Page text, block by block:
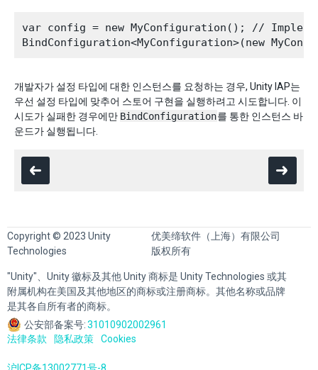
var config = new MyConfiguration(); //
개발자가 설정 타입에 대한 인스턴스를 요청하는 경우, Unity IAP는
우선 설정 타입에 맞추어 스토어 구현을 실행하려고 시도합니다. 이
시도가 실패한 경우에만 BindConfiguration를 통한 인스턴스 바
운드가 실행됩니다.
Copyright © 2023 Unity
Technologies
优美缔软件（上海）有限公司
版权所有
"Unity"、Unity 徽标及其他 Unity 商标是 Unity Technologies 或其
附属机构在美国及其他地区的商标或注册商标。其他名称或品牌
是其各自所有者的商标。
公安部备案号:31010902002961
法律条款
隐私政策 Cookies